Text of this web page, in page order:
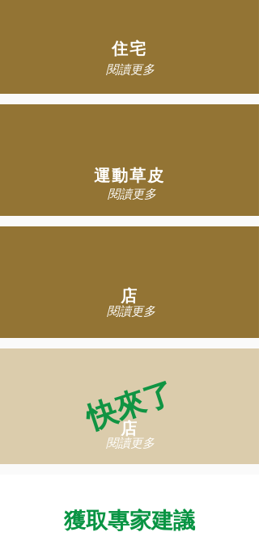
住宅
閱讀更多
運動草皮
閱讀更多
店
閱讀更多
快來了
店
閱讀更多
獲取專家建議